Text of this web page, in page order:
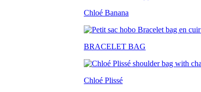
Chloé Banana
BRACELET BAG
Chloé Plissé